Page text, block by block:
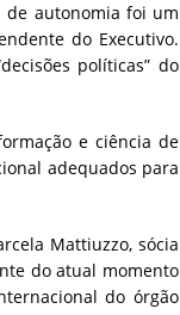
de autonomia foi um
do Executivo.
políticas” do
e ciência de
adequados para
Mattiuzzo, sócia
do atual momento
do órgão